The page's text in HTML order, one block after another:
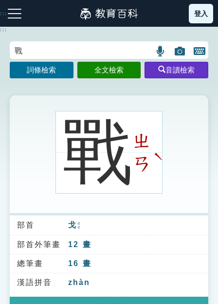
到
主
:::
注音索引圖示 筆畫索引圖示 部首索引表圖示
索引選單
知識索引
單字索引
生命大百科索引
登入
:::
語
言
搜
示
圖
片
搜
開
鍵
圖
詞條檢索 全文檢索 音讀檢索
戰ㄓ
ㄢˋ
部首 戈 ㄍㄜ
部首外筆畫 12 畫
總筆畫 16 畫
漢語拼音 zhàn